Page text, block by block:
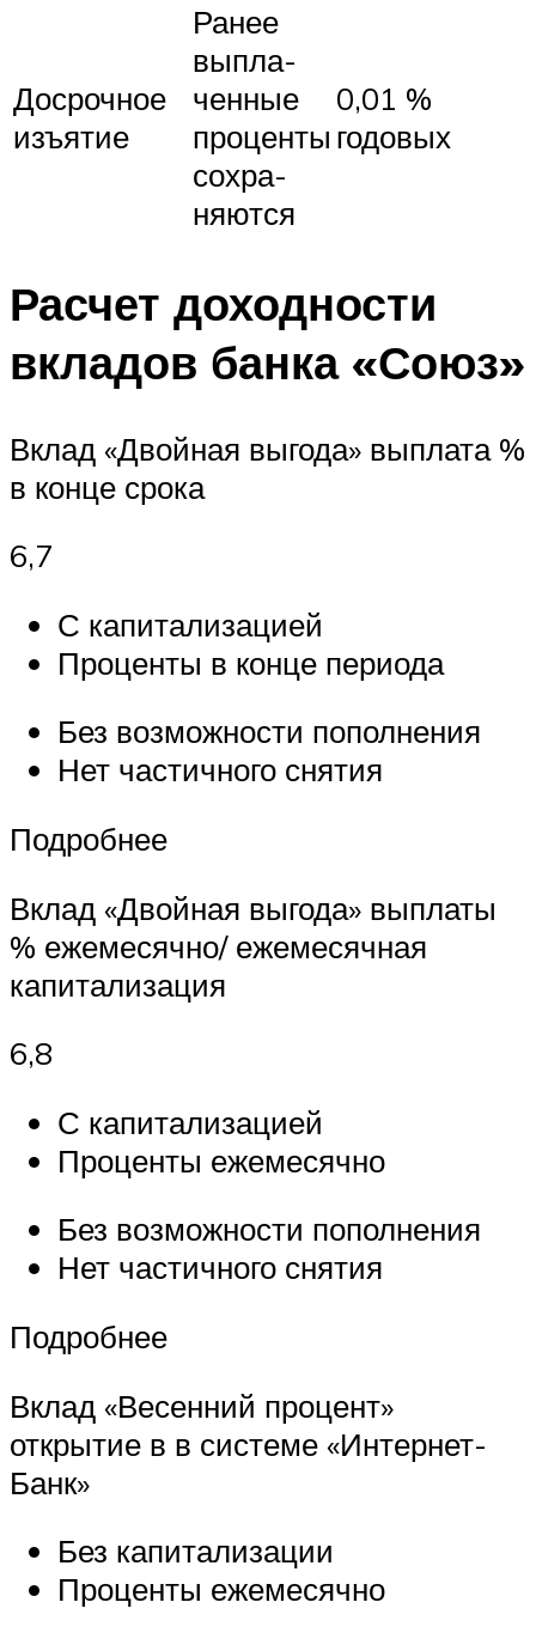
Досрочное
изъятие
Ранее
выпла-
ченные
проценты
сохра-
няются
0,01 %
годовых
Расчет доходности
вкладов банка «Союз»
Вклад «Двойная выгода» выплата %
в конце срока
6,7
С капитализацией
Проценты в конце периода
Без возможности пополнения
Нет частичного снятия
Подробнее
Вклад «Двойная выгода» выплаты
% ежемесячно/ ежемесячная
капитализация
6,8
С капитализацией
Проценты ежемесячно
Без возможности пополнения
Нет частичного снятия
Подробнее
Вклад «Весенний процент»
открытие в в системе «Интернет-
Банк»
Без капитализации
Проценты ежемесячно